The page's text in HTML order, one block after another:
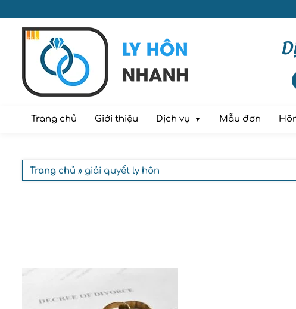
Trang chủ Giới thiệu Dịch vụ Mẫu đơn
Trang chủ » giải quyết ly hôn